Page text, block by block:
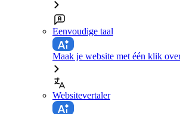
Eenvoudige taal
Maak je website met één klik
Websitevertaler